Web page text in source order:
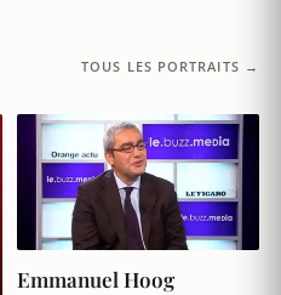
TOUS LES PORTRAITS →
Emmanuel Hoog